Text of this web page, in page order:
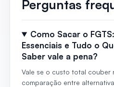
Perguntas
Como Sacar o
Essenciais e Tudo o
Saber vale a pena?
Vale se o custo total couber
comparação entre